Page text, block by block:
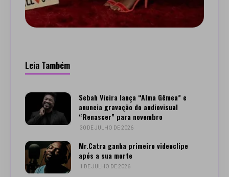
Leia Também
Sebah Vieira lança “Alma Gêmea” e
anuncia gravação do audiovisual
“Renascer” para novembro
30 DE JULHO DE 2026
Mr.Catra ganha primeiro videoclipe
após a sua morte
1 DE JULHO DE 2026